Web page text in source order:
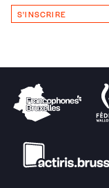
S'INSCRIRE